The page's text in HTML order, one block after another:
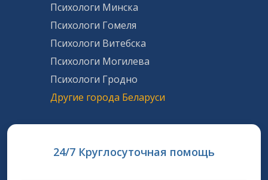
Психологи Минска
Психологи Гомеля
Психологи Витебска
Психологи Могилева
Психологи Гродно
Другие города Беларуси
24/7 Круглосуточная помощь